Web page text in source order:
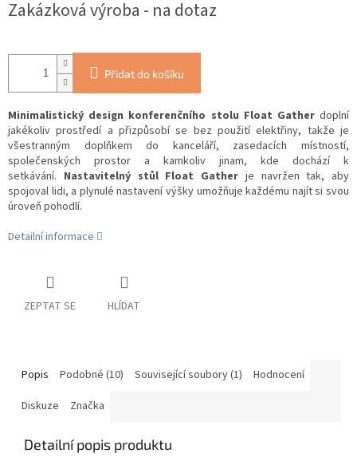
Zakázková výroba - na dotaz
Přidat do košíku
Minimalistický design konferenčního stolu Float Gather doplní
jakékoliv prostředí a přizpůsobí se bez použití elektřiny, takže je
všestranným doplňkem do kanceláří, zasedacích místností,
společenských prostor a kamkoliv jinam, kde dochází k
setkávání. Nastavitelný stůl Float Gather je navržen tak, aby
spojoval lidi, a plynulé nastavení výšky umožňuje každému najít si svou
úroveň pohodlí.
Detailní informace
ZEPTAT SE HLÍDAT
Popis Podobné (10) Související soubory (1)
Hodnocení
Diskuze
Značka
Detailní popis produktu